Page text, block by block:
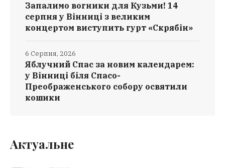
Запалимо вогники для Кузьми! 14
серпня у Вінниці з великим
концертом виступить гурт «Скрябін»
Яблучний Спас за новим календарем:
у Вінниці біля Спасо-
Преображенського собору освятили
кошики
6 Серпня, 2026
Актуальне